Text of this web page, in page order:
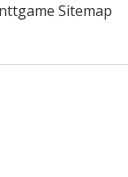
nttgame Sitemap